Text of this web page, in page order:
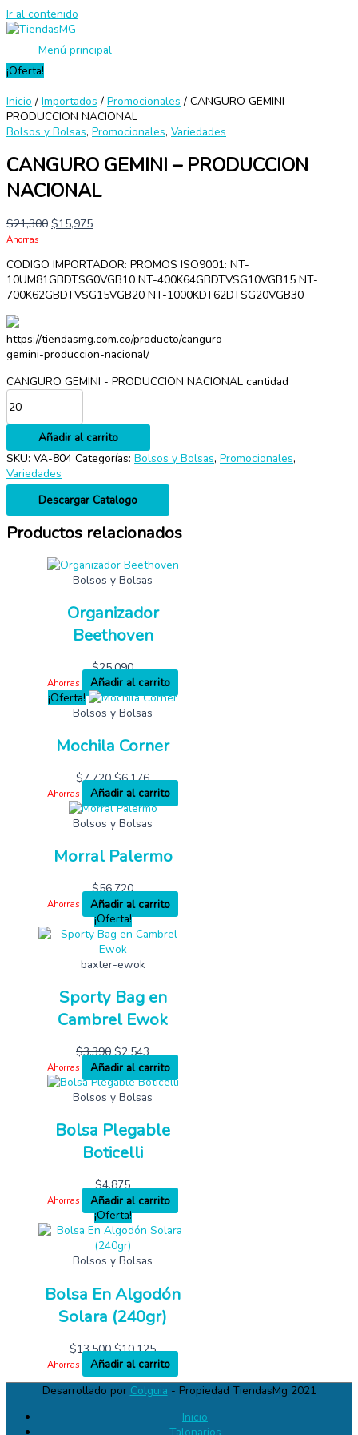
Ir al contenido
Menú principal
¡Oferta!
Inicio / Importados / Promocionales / CANGURO GEMINI –
PRODUCCION NACIONAL
Bolsos y Bolsas, Promocionales, Variedades
CANGURO GEMINI – PRODUCCION
NACIONAL
$21,300 $15,975
Ahorras
CODIGO IMPORTADOR: PROMOS ISO9001: NT-
10UM81GBDTSG0VGB10 NT-400K64GBDTVSG10VGB15 NT-
700K62GBDTVSG15VGB20 NT-1000KDT62DTSG20VGB30
https://tiendasmg.com.co/producto/canguro-
gemini-produccion-nacional/
CANGURO GEMINI - PRODUCCION NACIONAL cantidad
Añadir al carrito
SKU: VA-804 Categorías: Bolsos y Bolsas, Promocionales,
Variedades
Descargar Catalogo
Productos relacionados
Bolsos y Bolsas
Organizador
Beethoven
$25,090
Ahorras
Añadir al carrito
¡Oferta!
Bolsos y Bolsas
Mochila Corner
$7,720 $6,176
Ahorras
Añadir al carrito
Bolsos y Bolsas
Morral Palermo
$56,720
Ahorras
Añadir al carrito
¡Oferta!
baxter-ewok
Sporty Bag en
Cambrel Ewok
$3,390 $2,543
Ahorras
Añadir al carrito
Bolsos y Bolsas
Bolsa Plegable
Boticelli
$4,875
Ahorras
Añadir al carrito
¡Oferta!
Bolsos y Bolsas
Bolsa En Algodón
Solara (240gr)
$13,500 $10,125
Ahorras
Añadir al carrito
Desarrollado por Colguia - Propiedad TiendasMg 2021
Inicio